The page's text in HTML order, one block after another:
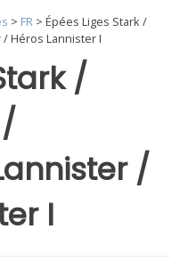
/
/
I
> FR > Épées Liges Stark /
Héros Lannister I